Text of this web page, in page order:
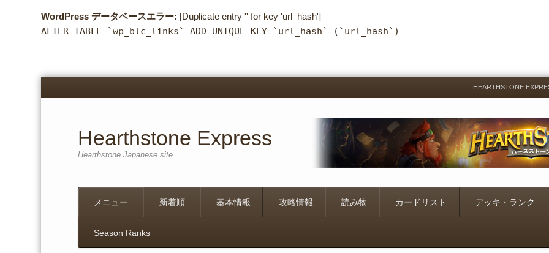
WordPress データベースエラー: [Duplicate entry '' for key 'url_hash']
ALTER TABLE `wp_blc_links` ADD UNIQUE KEY `url_hash` (`url_hash`)
Menu
Skip
to
HEARTHSTONE
Hearthstone Express
Hearthstone Japanese site
メニュー 新着順 基本情報 攻略情報 読み物 カードリスト デッキ・ランク
Season Ranks